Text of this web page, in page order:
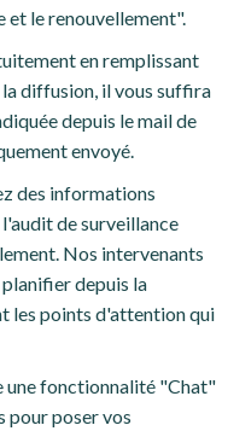
et le renouvellement".
en remplissant
diffusion, il vous suffira
depuis le mail de
envoyé.
des informations
de surveillance
Nos intervenants
depuis la
les points d'attention qui
une fonctionnalité "Chat"
pour poser vos